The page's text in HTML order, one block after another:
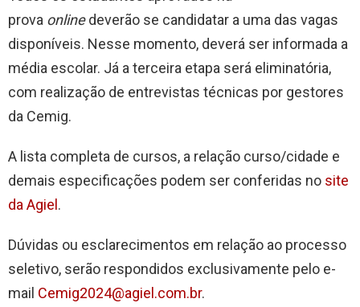
prova onlinedeverão se candidatar a uma das vagas
disponíveis. Nesse momento, deverá ser informada a
média escolar. Já a terceira etapa será eliminatória,
com realização de entrevistas técnicas por gestores
da Cemig.
A lista completa de cursos, a relação curso/cidade e
demais especificações podem ser conferidas no site
da Agiel .
Dúvidas ou esclarecimentos em relação ao processo
seletivo, serão respondidos exclusivamente pelo e-
mail Cemig2024@agiel.com.br.